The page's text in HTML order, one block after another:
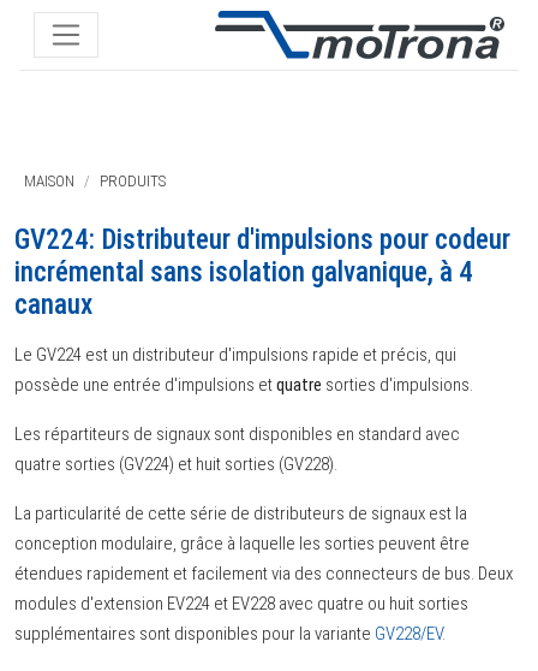
MAISON PRODUITS
GV224: Distributeur d'impulsions pour codeur
incrémental sans isolation galvanique, à 4
canaux
Le GV224 est un distributeur d'impulsions rapide et précis, qui
possède une entrée d'impulsions etquatre sorties d'impulsions.
Les répartiteurs de signaux sont disponibles en standard avec
quatre sorties (GV224) et huit sorties (GV228).
La particularité de cette série de distributeurs de signaux est la
conception modulaire, grâce à laquelle les sorties peuvent être
étendues rapidement et facilement via des connecteurs de bus. Deux
modules d'extension EV224 et EV228 avec quatre ou huit sorties
supplémentaires sont disponibles pour la variante GV228/EV.